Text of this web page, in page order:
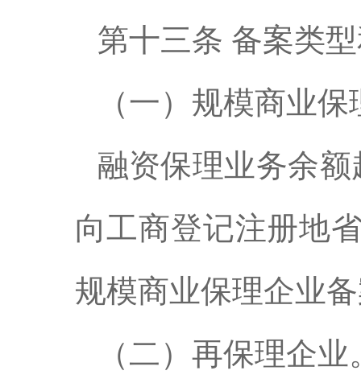
第十三条 备案类
（一）规模商业
融资保理业务余
向工商登记注册地
规模商业保理企业
（二）再保理企业